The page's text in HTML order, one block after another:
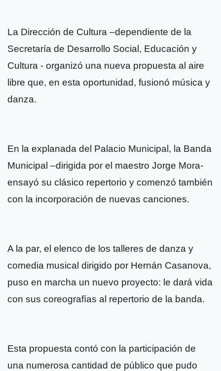
La Dirección de Cultura –dependiente de la
Secretaría de Desarrollo Social, Educación y
Cultura - organizó una nueva propuesta al aire
libre que, en esta oportunidad, fusionó música y
danza.
En la explanada del Palacio Municipal, la Banda
Municipal –dirigida por el maestro Jorge Mora-
ensayó su clásico repertorio y comenzó también
con la incorporación de nuevas canciones.
A la par, el elenco de los talleres de danza y
comedia musical dirigido por Hernán Casanova,
puso en marcha un nuevo proyecto: le dará vida
con sus coreografías al repertorio de la banda.
Esta propuesta contó con la participación de
una numerosa cantidad de público que pudo